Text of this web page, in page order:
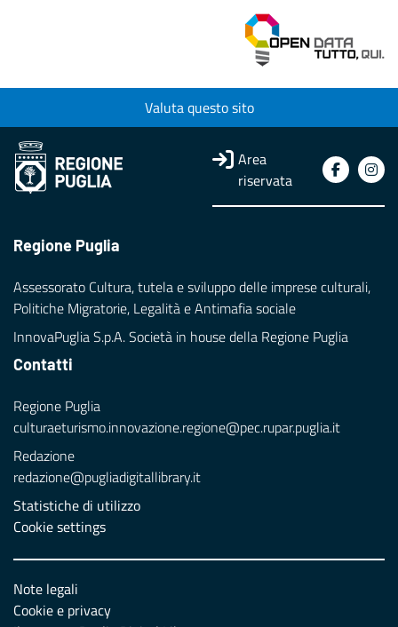
Valuta questo sito
Area
riservata
Regione Puglia
Assessorato Cultura, tutela e sviluppo delle imprese culturali,
Politiche Migratorie, Legalità e Antimafia sociale
InnovaPuglia S.p.A. Società in house della Regione Puglia
Contatti
Regione Puglia
culturaeturismo.innovazione.regione@pec.rupar.puglia.it
Redazione
redazione@pugliadigitallibrary.it
Statistiche di utilizzo
Cookie settings
Note legali
Cookie e privacy